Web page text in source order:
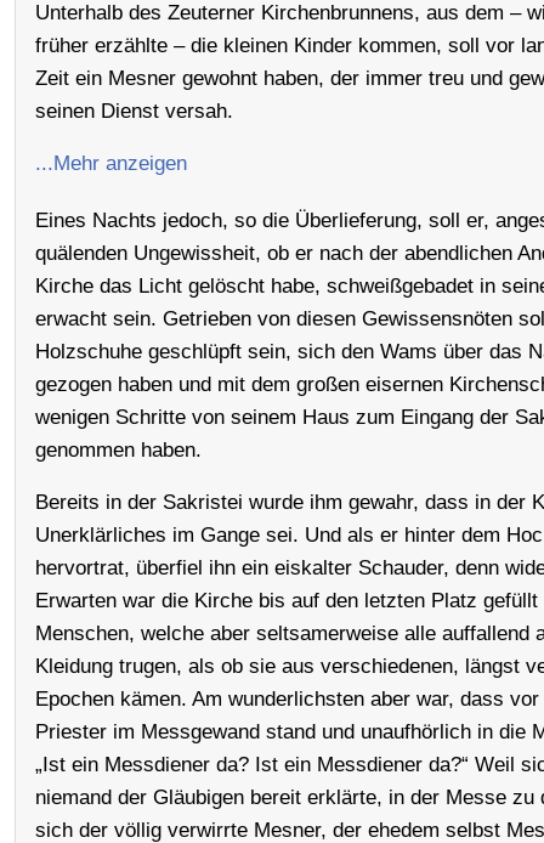
Unterhalb des Zeuterner Kirchenbrunnens, aus dem –
früher erzählte – die kleinen Kinder kommen, soll vor
Zeit ein Mesner gewohnt haben, der immer treu und
seinen Dienst versah.
...Mehr anzeigen
Eines Nachts jedoch, so die Überlieferung, soll er,
quälenden Ungewissheit, ob er nach der abendlichen
Kirche das Licht gelöscht habe, schweißgebadet in
erwacht sein. Getrieben von diesen Gewissensnöten
Holzschuhe geschlüpft sein, sich den Wams über das
gezogen haben und mit dem großen eisernen
wenigen Schritte von seinem Haus zum Eingang der
genommen haben.
Bereits in der Sakristei wurde ihm gewahr, dass in der
Unerklärliches im Gange sei. Und als er hinter dem
hervortrat, überfiel ihn ein eiskalter Schauder, denn
Erwarten war die Kirche bis auf den letzten Platz gefüllt
Menschen, welche aber seltsamerweise alle auffallend
Kleidung trugen, als ob sie aus verschiedenen, längst
Epochen kämen. Am wunderlichsten aber war, dass
Priester im Messgewand stand und unaufhörlich in die
„Ist ein Messdiener da? Ist ein Messdiener da?“ Weil
niemand der Gläubigen bereit erklärte, in der Messe zu
sich der völlig verwirrte Mesner, der ehedem selbst